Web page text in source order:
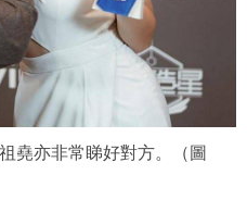
堯亦非常睇好對方。（圖